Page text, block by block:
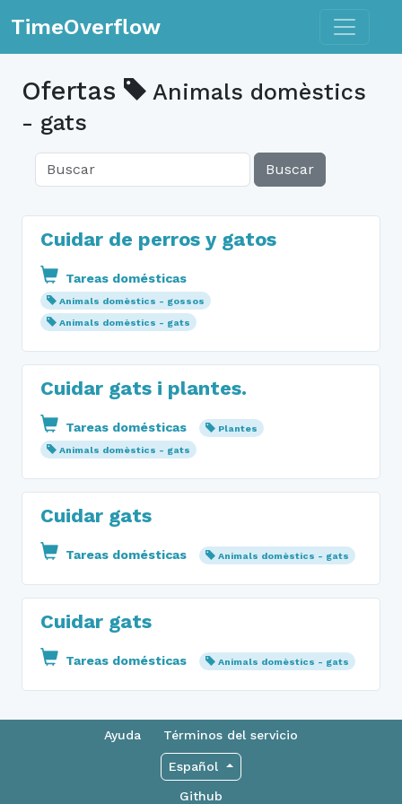
TimeOverflow Toggle
Ofertas
Animals domèstics
- gats
Buscar
Cuidar de perros y gatos
Tareas domésticas
Animals domèstics - gossos
Animals domèstics - gats
Cuidar gats i plantes.
Tareas domésticas
Plantes
Animals domèstics - gats
Cuidar gats
Tareas domésticas Animals domèstics - gats
Cuidar gats
Tareas domésticas Animals domèstics - gats
Ayuda Términos del servicio
Español
Github